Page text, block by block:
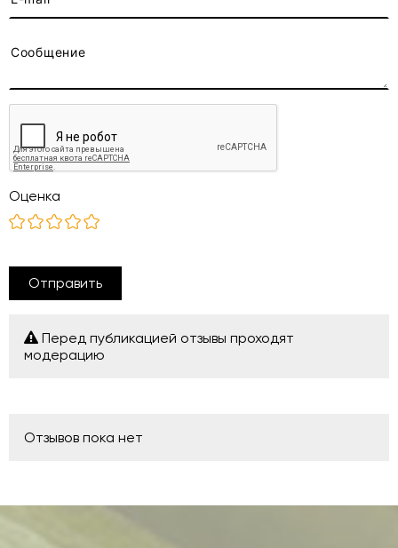
Оценка
Отправить
Перед публикацией отзывы проходят
модерацию
Отзывов пока нет